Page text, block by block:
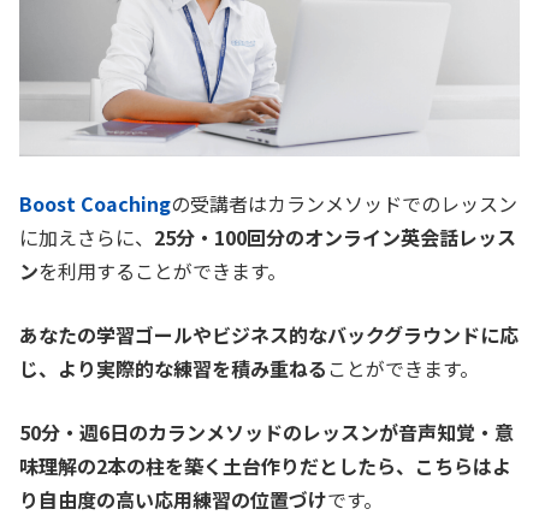
Boost Coachingの受講者はカランメソッドでのレッスン
に加えさらに、 25分・100回分のオンライン英会話レッス
ンを利用することができます。
あなたの学習ゴールやビジネス的なバックグラウンドに応
じ、より実際的な練習を積み重ねる ことができます。
50分・週6日のカランメソッドのレッスンが音声知覚・意
味理解の2本の柱を築く土台作りだとしたら、こちらはよ
り自由度の高い応用練習の位置づけです。